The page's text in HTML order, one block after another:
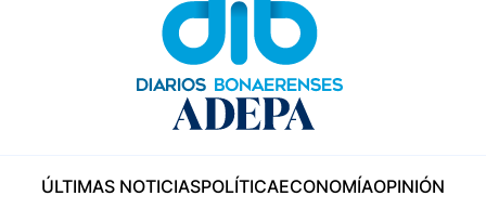
ÚLTIMAS NOTICIASPOLÍTICAECONOMÍAOPINIÓN